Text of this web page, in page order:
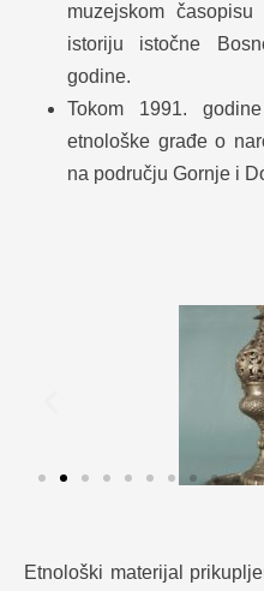
muzejskom
istoriju istočne
godine.
Tokom 1991.
etnološke građe o
na području Gornje i
Etnološki materijal